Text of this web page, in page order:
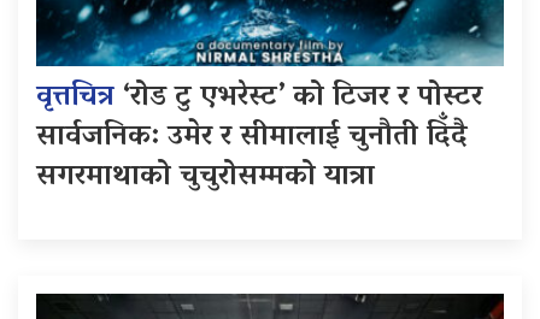
वृत्तचित्र‘रोड टु एभरेस्ट’ को टिजर र पोस्टर
सार्वजनिक: उमेर र सीमालाई चुनौती दिँदै
सगरमाथाको चुचुरोसम्मको यात्रा